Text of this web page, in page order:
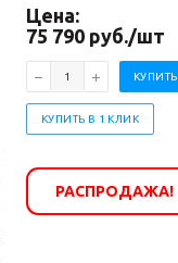
Цена:
75 790 руб./шт
КУПИТЬ
КУПИТЬ В 1 КЛИК
РАСПРОДАЖА!